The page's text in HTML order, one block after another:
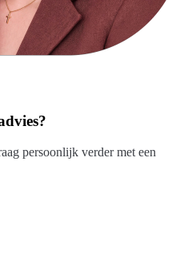
persoonlijk verder met een